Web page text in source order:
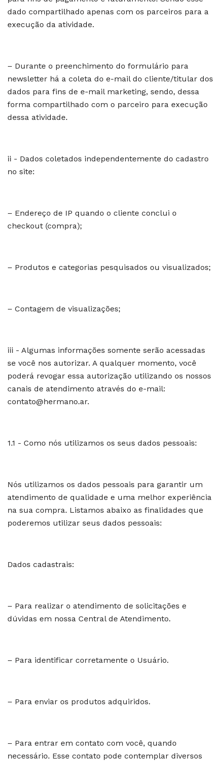
dado compartilhado apenas com os parceiros para a
execução da atividade.
– Durante o preenchimento do formulário para
newsletter há a coleta do e-mail do cliente/titular dos
dados para fins de e-mail marketing, sendo, dessa
forma compartilhado com o parceiro para execução
dessa atividade.
ii - Dados coletados independentemente do cadastro
no site:
– Endereço de IP quando o cliente conclui o
checkout (compra);
– Produtos e categorias pesquisados ou visualizados;
– Contagem de visualizações;
iii - Algumas informações somente serão acessadas
se você nos autorizar. A qualquer momento, você
poderá revogar essa autorização utilizando os nossos
canais de atendimento através do e-mail:
contato@hermano.ar.
1.1 - Como nós utilizamos os seus dados pessoais:
Nós utilizamos os dados pessoais para garantir um
atendimento de qualidade e uma melhor experiência
na sua compra. Listamos abaixo as finalidades que
poderemos utilizar seus dados pessoais:
Dados cadastrais:
– Para realizar o atendimento de solicitações e
dúvidas em nossa Central de Atendimento.
– Para identificar corretamente o Usuário.
– Para enviar os produtos adquiridos.
– Para entrar em contato com você, quando
necessário. Esse contato pode contemplar diversos